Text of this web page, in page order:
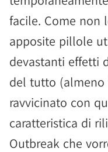
facile. Come non
apposite pillole
devastanti effetti
del tutto
ravvicinato con
caratteristica di
Outbreak che